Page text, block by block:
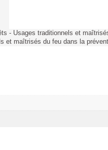
- Usages traditionnels et
et maîtrisés du feu dans la